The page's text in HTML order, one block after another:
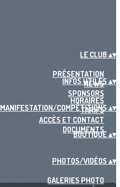
LE CLUB ▴▾
PRÉSENTATION
NEWS
SPONSORS
INFOS UTILES ▴▾
HORAIRES
TARIFS
ACCÈS ET CONTACT
DOCUMENTS
MANIFESTATION/COMPÉTITIONS ▴▾
BOUTIQUE ▴▾
PHOTOS/VIDÉOS ▴▾
GALERIES PHOTO